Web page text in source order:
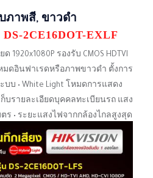
ภาพสี, ขาวดํา
DS-2CE16DOT-EXLF
1920x1080P รองรับ CMOS HDTVI
หมดอินฟาเรดหรือภาพขาวดํา ตั้งการ
บ • White Light โหมดการแสดง
บรายละเอียดบุคคลทะเบียนรถ แสง
ร • ระยะแสงไฟจากกล้องไกลสูงสุด
ด กันน้ำา มาตรฐาน IP67